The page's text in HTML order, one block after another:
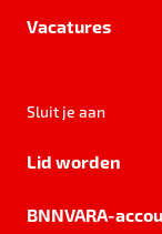
Vacatures
Sluit je aan
Lid worden
BNNVARA-